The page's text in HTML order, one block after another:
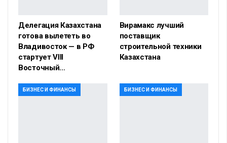
Делегация Казахстана
готова вылететь во
Владивосток — в РФ
стартует VIII
Восточный…
Вирамакс лучший
поставщик
строительной техники
Казахстана
БИЗНЕС И ФИНАНСЫ БИЗНЕС И ФИНАНСЫ